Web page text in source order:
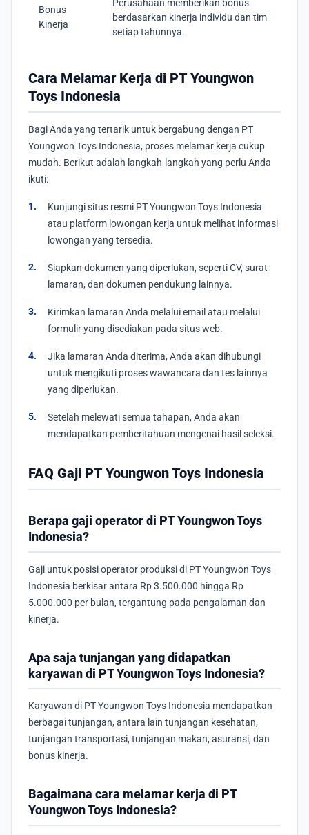
Bonus
Kinerja
Perusahaan memberikan bonus
berdasarkan kinerja individu dan tim
setiap tahunnya.
Cara Melamar Kerja di PT Youngwon
Toys Indonesia
Bagi Anda yang tertarik untuk bergabung dengan PT
Youngwon Toys Indonesia, proses melamar kerja cukup
mudah. Berikut adalah langkah-langkah yang perlu Anda
ikuti:
Kunjungi situs resmi PT Youngwon Toys Indonesia
atau platform lowongan kerja untuk melihat informasi
lowongan yang tersedia.
Siapkan dokumen yang diperlukan, seperti CV, surat
lamaran, dan dokumen pendukung lainnya.
Kirimkan lamaran Anda melalui email atau melalui
formulir yang disediakan pada situs web.
Jika lamaran Anda diterima, Anda akan dihubungi
untuk mengikuti proses wawancara dan tes lainnya
yang diperlukan.
Setelah melewati semua tahapan, Anda akan
mendapatkan pemberitahuan mengenai hasil seleksi.
FAQ Gaji PT Youngwon Toys Indonesia
Berapa gaji operator di PT Youngwon Toys
Indonesia?
Gaji untuk posisi operator produksi di PT Youngwon Toys
Indonesia berkisar antara Rp 3.500.000 hingga Rp
5.000.000 per bulan, tergantung pada pengalaman dan
kinerja.
Apa saja tunjangan yang didapatkan
karyawan di PT Youngwon Toys Indonesia?
Karyawan di PT Youngwon Toys Indonesia mendapatkan
berbagai tunjangan, antara lain tunjangan kesehatan,
tunjangan transportasi, tunjangan makan, asuransi, dan
bonus kinerja.
Bagaimana cara melamar kerja di PT
Youngwon Toys Indonesia?